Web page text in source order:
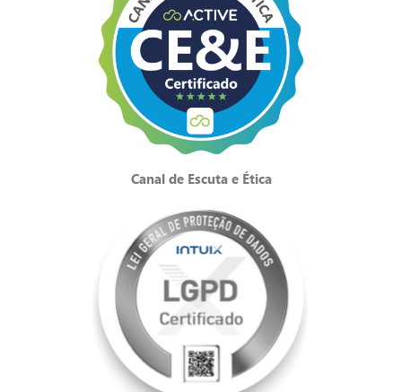
Canal de Escuta e Ética